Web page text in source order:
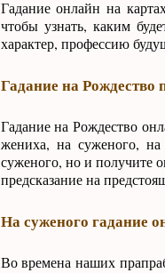
Гадание онлайн на
чтобы узнать, каким
характер, профессию
Гадание на Рождество
Гадание на Рождество
жениха, на суженого,
суженого, но и получите
предсказание на
На суженого гадание
Во времена наших